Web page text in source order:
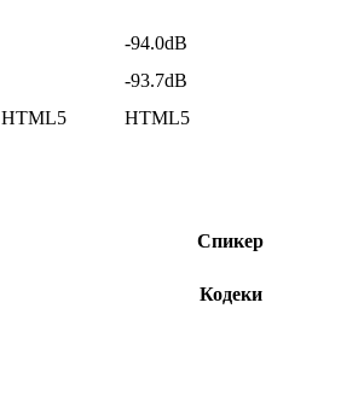
-94.0dB
-93.7dB
HTML5
HTML5
Спикер
Кодеки